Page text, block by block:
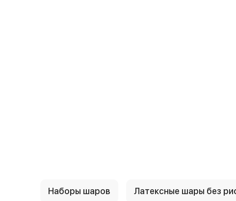
Наборы шаров Латексные шары без